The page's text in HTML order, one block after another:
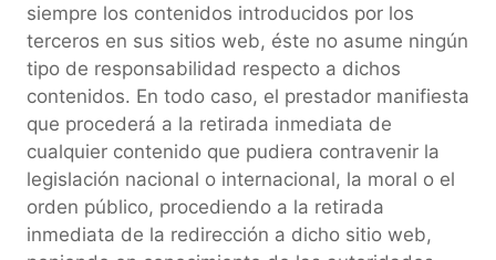
siempre los contenidos introducidos por los
terceros en sus sitios web, éste no asume ningún
tipo de responsabilidad respecto a dichos
contenidos. En todo caso, el prestador manifiesta
que procederá a la retirada inmediata de
cualquier contenido que pudiera contravenir la
legislación nacional o internacional, la moral o el
orden público, procediendo a la retirada
inmediata de la redirección a dicho sitio web,